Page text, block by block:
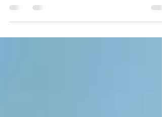
A automutilação é um comportamento que,